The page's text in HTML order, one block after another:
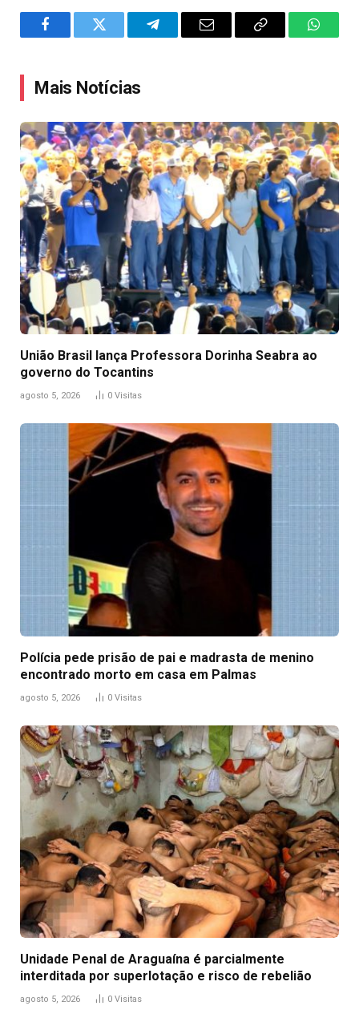
FacebookTwitter TelegramEmail
Copy
Mais Notícias
União Brasil lança Professora Dorinha Seabra ao
governo do Tocantins
agosto 5, 2026 0 Visitas
Polícia pede prisão de pai e madrasta de menino
encontrado morto em casa em Palmas
agosto 5, 2026 0 Visitas
Unidade Penal de Araguaína é parcialmente
interditada por superlotação e risco de rebelião
agosto 5, 2026 0 Visitas